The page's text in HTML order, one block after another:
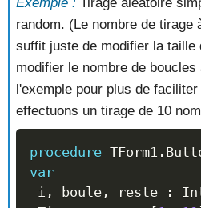
end;
//   Mercredi
//   Jeudi
//   Vendredi
//   Samedi
//   Dimanche
Exemple : Tirage aléatoire
random. (Le nombre de tirage
suffit juste de modifier la taille
modifier le nombre de
l'exemple pour plus de
effectuons un tirage de 10
procedure TForm1 .
var
i , boule , reste :